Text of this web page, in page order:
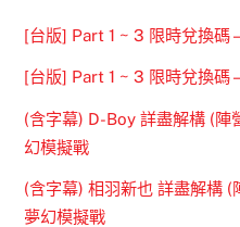
[台版] Part 1 ~ 3 限時兌換碼
[台版] Part 1 ~ 3 限時兌換碼
(含字幕) D-Boy 詳盡解構 (陣
幻模擬戰
(含字幕) 相羽新也 詳盡解構
夢幻模擬戰